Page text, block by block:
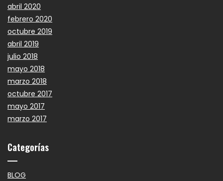
abril 2020
febrero 2020
octubre 2019
abril 2019
julio 2018
mayo 2018
marzo 2018
octubre 2017
mayo 2017
marzo 2017
Categorías
BLOG